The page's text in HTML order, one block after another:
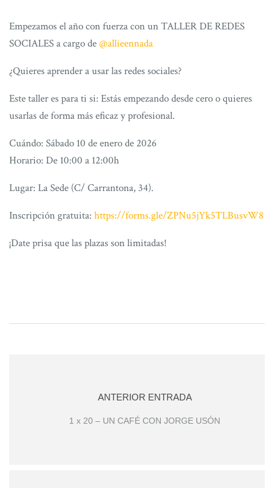
Empezamos el año con fuerza con un TALLER DE REDES
SOCIALES a cargo de@allieennada
¿Quieres aprender a usar las redes sociales?
Este taller es para ti si: Estás empezando desde cero o quieres
usarlas de forma más eficaz y profesional.
Cuándo: Sábado 10 de enero de 2026
Horario: De 10:00 a 12:00h
Lugar: La Sede (C/ Carrantona, 34).
Inscripción gratuita: https://forms.gle/ZPNu5jYk5TLBusvW8
¡Date prisa que las plazas son limitadas!
ANTERIOR ENTRADA
1 x 20 – UN CAFÉ CON JORGE USÓN